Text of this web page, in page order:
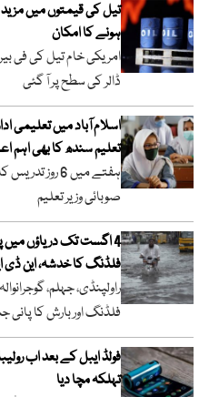
تیل کی قیمتوں میں
ہونے کا امکان
ڈالر کی سطح پر آ گئی
اسلام آباد میں
تعلیم سندھ کا بھی اہم
ہفتے میں 6
صوبائی وزیر تعلیم
4 اگست تک دریاؤں میں
فلڈنگ کا خدشہ، این ڈی
راولپنڈی، جہلم،
فلڈنگ اور بارش کا
فولڈ ایبل کے بعد اب
تہلکہ مچا دیا